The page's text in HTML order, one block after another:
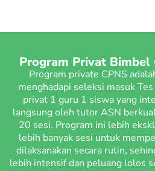
Program Privat Bimbel
Program private CPNS
menghadapi seleksi masuk
privat 1 guru 1 siswa yang
langsung oleh tutor ASN
20 sesi. Program ini lebih
lebih banyak sesi untuk
dilaksanakan secara rutin,
lebih intensif dan peluang lolos